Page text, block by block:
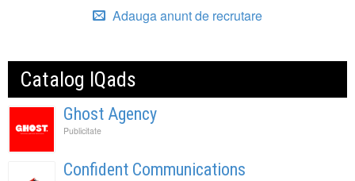
Adauga anunt de recrutare
Catalog IQads
Ghost Agency
Publicitate
Confident Communications